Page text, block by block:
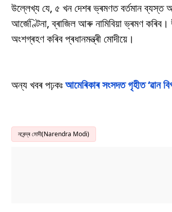
উল্লেখ্য যে, ৫ খন দেশৰ ভ্ৰমণত বৰ্তমান ব্যস্ত
আৰ্জেণ্টিনা, ব্ৰাজিল আৰু নামিবিয়া ভ্ৰমণ
অংশগ্ৰহণ কৰিব প্ৰধানমন্ত্ৰী মোদীয়ে।
অন্য খবৰ পঢ়কঃআমেৰিকাৰ সংসদত গৃহীত ‘ৱান
নৰেন্দ্ৰ মোদী(Narendra Modi)